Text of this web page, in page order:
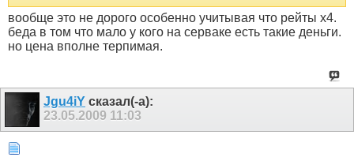
вообще это не дорого особенно учитывая что рейты х4.
беда в том что мало у кого на серваке есть такие деньги.
но цена вполне терпимая.
Jgu4iY сказал(-а):
23.05.2009 11:03